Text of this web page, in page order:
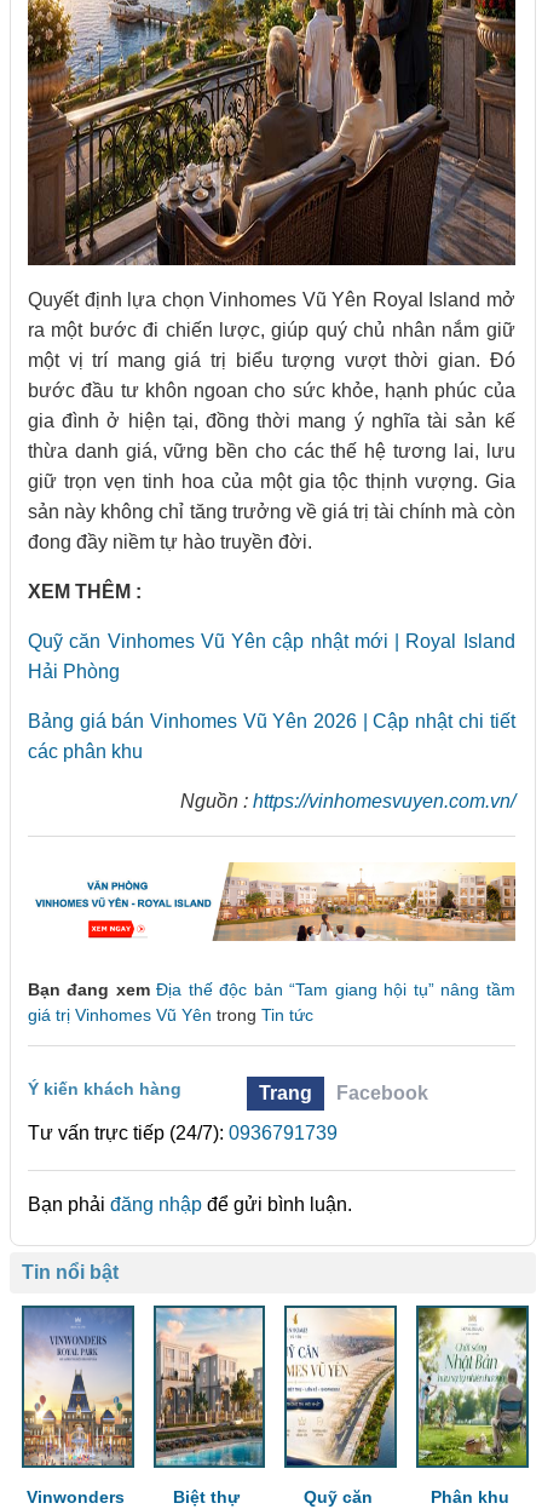
Quyết định lựa chọn Vinhomes Vũ Yên Royal Island mở
ra một bước đi chiến lược, giúp quý chủ nhân nắm giữ
một vị trí mang giá trị biểu tượng vượt thời gian. Đó
bước đầu tư khôn ngoan cho sức khỏe, hạnh phúc của
gia đình ở hiện tại, đồng thời mang ý nghĩa tài sản kế
thừa danh giá, vững bền cho các thế hệ tương lai, lưu
giữ trọn vẹn tinh hoa của một gia tộc thịnh vượng. Gia
sản này không chỉ tăng trưởng về giá trị tài chính mà còn
đong đầy niềm tự hào truyền đời.
XEM THÊM :
Quỹ căn Vinhomes Vũ Yên cập nhật mới | Royal Island
Hải Phòng
Bảng giá bán Vinhomes Vũ Yên 2026 | Cập nhật chi tiết
các phân khu
Nguồn : https://vinhomesvuyen.com.vn/
Bạn đang xem Địa thế độc bản “Tam giang hội tụ” nâng tầm
giá trị Vinhomes Vũ Yên trong Tin tức
Ý kiến khách hàng Trang
Facebook
Tư vấn trực tiếp (24/7): 0936791739
Bạn phải đăng nhập để gửi bình luận.
Tin nổi bật
Vinwonders
Biệt thự
Quỹ căn
Phân khu